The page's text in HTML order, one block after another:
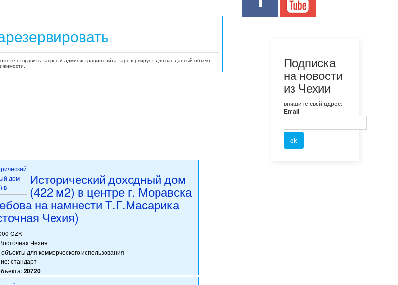
отправить запрос и администрация сайта зарезервирует для вас данный объект
Исторический доходный дом
(422 м2) в центре г. Моравска
на намнести Т.Г.Масарика
Чехия)
CZK
Чехия
для коммерческого использования
стандарт
20720
Подписка
на новости
из Чехии
впишите свой адрес:
Email